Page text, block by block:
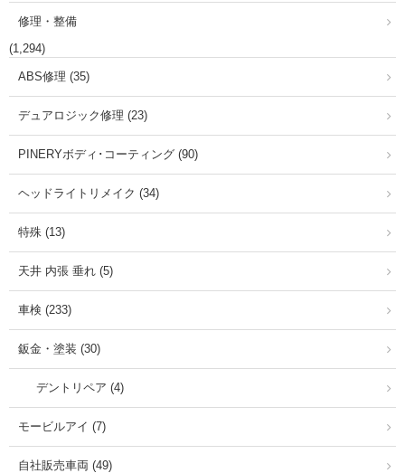
修理・整備
(1,294)
ABS修理 (35)
デュアロジック修理 (23)
PINERYボディ･コーティング (90)
ヘッドライトリメイク (34)
特殊 (13)
天井 内張 垂れ (5)
車検 (233)
鈑金・塗装 (30)
デントリペア (4)
モービルアイ (7)
自社販売車両 (49)